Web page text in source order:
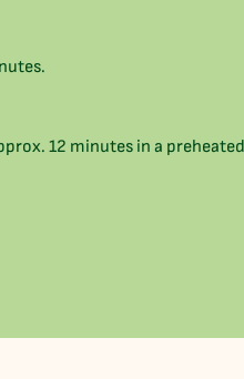
12 minutes in a